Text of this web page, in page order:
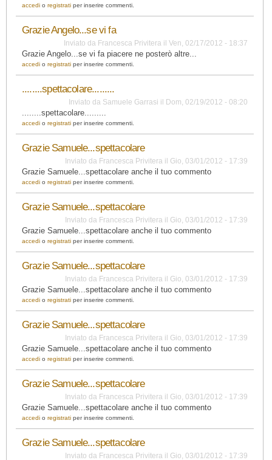
accedi o registrati per inserire commenti.
Grazie Angelo...se vi fa
Inviato da Francesca Privitera il Ven, 02/17/2012 - 18:37
Grazie Angelo...se vi fa piacere ne posterò altre...
accedi o registrati per inserire commenti.
........spettacolare.........
Inviato da Samuele Garrasi il Dom, 02/19/2012 - 08:20
........spettacolare.........
accedi o registrati per inserire commenti.
Grazie Samuele...spettacolare
Inviato da Francesca Privitera il Gio, 03/01/2012 - 17:39
Grazie Samuele...spettacolare anche il tuo commento
accedi o registrati per inserire commenti.
Grazie Samuele...spettacolare
Inviato da Francesca Privitera il Gio, 03/01/2012 - 17:39
Grazie Samuele...spettacolare anche il tuo commento
accedi o registrati per inserire commenti.
Grazie Samuele...spettacolare
Inviato da Francesca Privitera il Gio, 03/01/2012 - 17:39
Grazie Samuele...spettacolare anche il tuo commento
accedi o registrati per inserire commenti.
Grazie Samuele...spettacolare
Inviato da Francesca Privitera il Gio, 03/01/2012 - 17:39
Grazie Samuele...spettacolare anche il tuo commento
accedi o registrati per inserire commenti.
Grazie Samuele...spettacolare
Inviato da Francesca Privitera il Gio, 03/01/2012 - 17:39
Grazie Samuele...spettacolare anche il tuo commento
accedi o registrati per inserire commenti.
Grazie Samuele...spettacolare
Inviato da Francesca Privitera il Gio, 03/01/2012 - 17:39